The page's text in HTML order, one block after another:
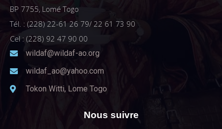
BP 7755, Lomé Togo
Tél. : (228) 22-61 26 79/ 22 61 73 90
Cel : (228) 92 47 90 00
wildaf@wildaf-ao.org
wildaf_ao@yahoo.com
Tokon Witti, Lome Togo
Nous suivre